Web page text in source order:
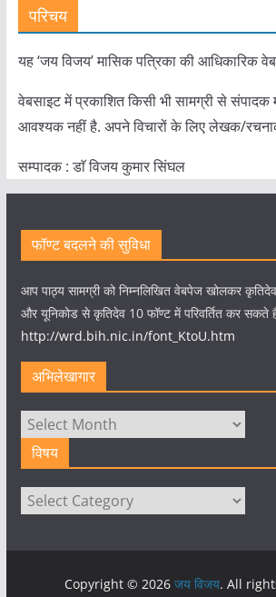
परिचय
यह ‘जय विजय’ मासिक पत्रिका की आधिकारिक
वेबसाइट में प्रकाशित किसी भी सामग्री से
आवश्यक नहीं है. अपने विचारों के लिए लेखक/
सम्पादक : डाॅ विजय कुमार सिंघल
फॉण्ट बदलने की सुविधा
आप पाठ्य सामग्री को निम्नलिखित वेबपेज खोलकर
और यूनिकोड से कृतिदेव 10 फॉण्ट में परिवर्तित कर सकते
http://wrd.bih.nic.in/font_KtoU.htm
अभिलेखागार
अभिलेखागार
विषय
विषय
Copyright © 2026 जय विजय. All